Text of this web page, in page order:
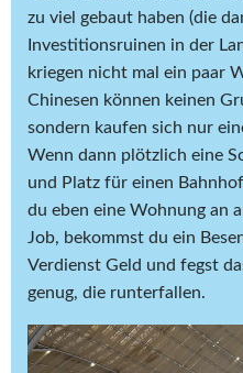
zu viel gebaut haben (die
Investitionsruinen in der
kriegen nicht mal ein paar
Chinesen können keinen
sondern kaufen sich nur
Wenn dann plötzlich eine
und Platz für einen
du eben eine Wohnung an
Job, bekommst du ein
Verdienst Geld und fegst
genug, die runterfallen.